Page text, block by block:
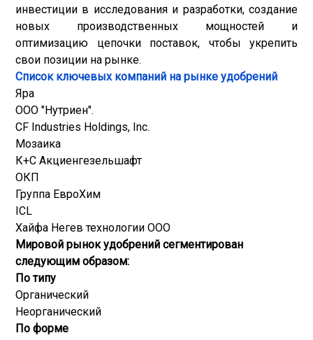
инвестиции в исследования и разработки, создание
новых производственных мощностей и
оптимизацию цепочки поставок, чтобы укрепить
свои позиции на рынке.
Список ключевых компаний на рынке удобрений
Яра
ООО "Нутриен".
CF Industries Holdings, Inc.
Мозаика
К+С Акциенгезельшафт
ОКП
Группа ЕвроХим
ICL
Хайфа Негев технологии ООО
Мировой рынок удобрений сегментирован
следующим образом:
По типу
Органический
Неорганический
По форме